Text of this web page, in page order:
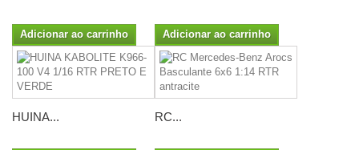
Adicionar ao carrinho Adicionar ao carrinho
HUINA... RC...